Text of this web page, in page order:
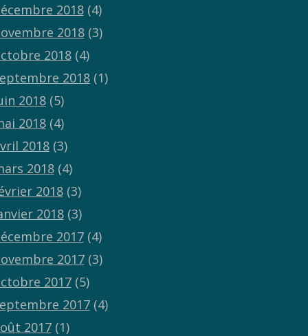
2018(4)
2018(3)
2018(4)
2018(1)
2018(5)
2018(4)
2018(3)
2018(4)
2018(3)
2018(3)
2017(4)
2017(3)
2017(5)
2017(4)
2017(1)